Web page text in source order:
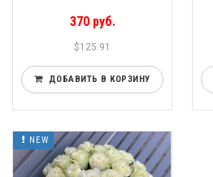
370 руб.
$125.91
ДОБАВИТЬ В КОРЗИНУ
NEW